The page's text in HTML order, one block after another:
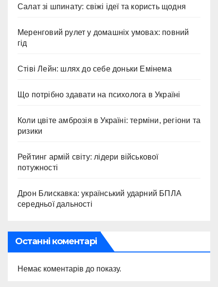
Салат зі шпинату: свіжі ідеї та користь щодня
Меренговий рулет у домашніх умовах: повний
гід
Стіві Лейн: шлях до себе доньки Емінема
Що потрібно здавати на психолога в Україні
Коли цвіте амброзія в Україні: терміни, регіони та
ризики
Рейтинг армій світу: лідери військової
потужності
Дрон Блискавка: український ударний БПЛА
середньої дальності
Останні коментарі
Немає коментарів до показу.